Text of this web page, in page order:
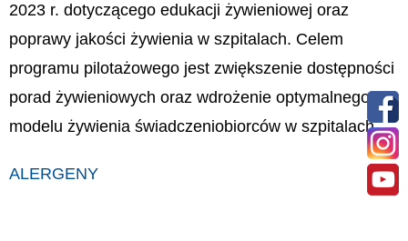
2023 r. dotyczącego edukacji żywieniowej oraz
poprawy jakości żywienia w szpitalach. Celem
programu pilotażowego jest zwiększenie dostępności
porad żywieniowych oraz wdrożenie optymalnego
modelu żywienia świadczeniobiorców w szpitalach.
ALERGENY